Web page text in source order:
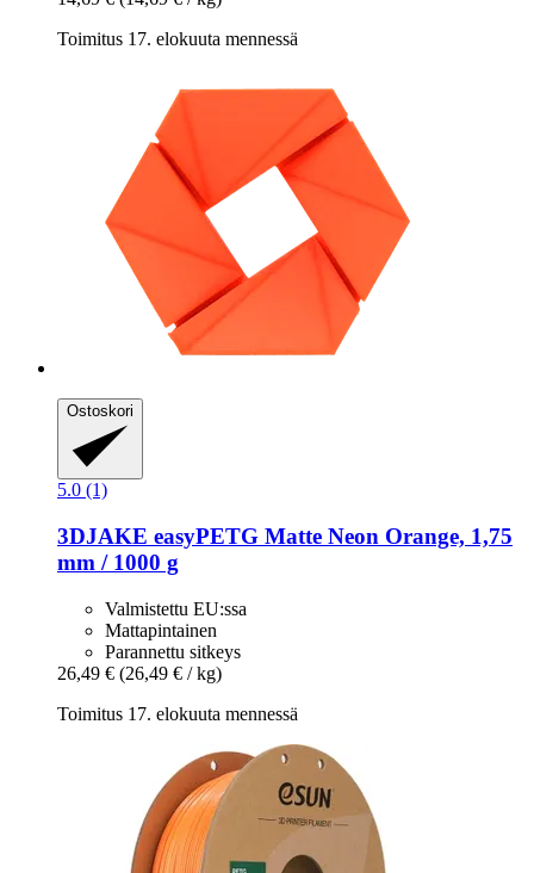
Toimitus 17. elokuuta mennessä
Ostoskori
5.0 (1)
3DJAKE easyPETG Matte Neon Orange, 1,75
mm / 1000 g
Valmistettu EU:ssa
Mattapintainen
Parannettu sitkeys
26,49 € (26,49 € / kg)
Toimitus 17. elokuuta mennessä